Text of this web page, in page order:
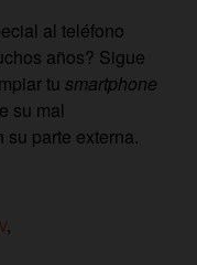
al teléfono
años? Sigue
tu smartphone
su mal
parte externa.
,